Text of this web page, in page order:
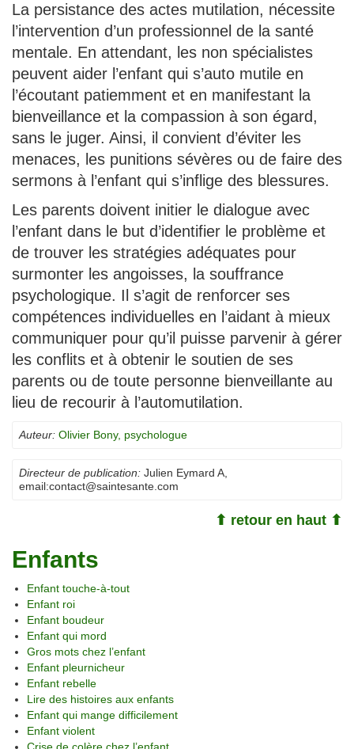
La persistance des actes mutilation, nécessite
l’intervention d’un professionnel de la santé
mentale. En attendant, les non spécialistes
peuvent aider l’enfant qui s’auto mutile en
l’écoutant patiemment et en manifestant la
bienveillance et la compassion à son égard,
sans le juger. Ainsi, il convient d’éviter les
menaces, les punitions sévères ou de faire des
sermons à l’enfant qui s’inflige des blessures.
Les parents doivent initier le dialogue avec
l’enfant dans le but d’identifier le problème et
de trouver les stratégies adéquates pour
surmonter les angoisses, la souffrance
psychologique. Il s’agit de renforcer ses
compétences individuelles en l’aidant à mieux
communiquer pour qu’il puisse parvenir à gérer
les conflits et à obtenir le soutien de ses
parents ou de toute personne bienveillante au
lieu de recourir à l’automutilation.
Auteur: Olivier Bony, psychologue
Directeur de publication: Julien Eymard A,
email:contact@saintesante.com
⬆ retour en haut ⬆
Enfants
Enfant touche-à-tout
Enfant roi
Enfant boudeur
Enfant qui mord
Gros mots chez l’enfant
Enfant pleurnicheur
Enfant rebelle
Lire des histoires aux enfants
Enfant qui mange difficilement
Enfant violent